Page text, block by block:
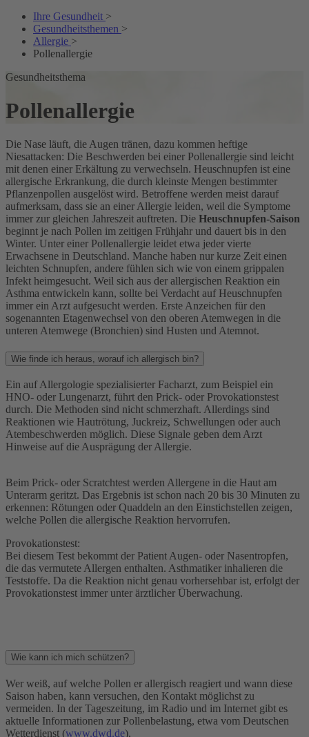
Ihre Gesundheit >
Gesundheitsthemen >
Allergie >
Pollenallergie
Gesundheitsthema
Pollenallergie
Die Nase läuft, die Augen tränen, dazu kommen heftige
Niesattacken: Die Beschwerden bei einer Pollenallergie sind leicht
mit denen einer Erkältung zu verwechseln. Heuschnupfen ist eine
allergische Erkrankung, die durch kleinste Mengen bestimmter
Pflanzenpollen ausgelöst wird. Betroffene werden meist darauf
aufmerksam, dass sie an einer Allergie leiden, weil die Symptome
immer zur gleichen Jahreszeit auftreten. Die Heuschnupfen-Saison
beginnt je nach Pollen im zeitigen Frühjahr und dauert bis in den
Winter. Unter einer Pollenallergie leidet etwa jeder vierte
Erwachsene in Deutschland. Manche haben nur kurze Zeit einen
leichten Schnupfen, andere fühlen sich wie von einem grippalen
Infekt heimgesucht. Weil sich aus der allergischen Reaktion ein
Asthma entwickeln kann, sollte bei Verdacht auf Heuschnupfen
immer ein Arzt aufgesucht werden. Erste Anzeichen für den
sogenannten Etagenwechsel von den oberen Atemwegen in die
unteren Atemwege (Bronchien) sind Husten und Atemnot.
Wie finde ich heraus, worauf ich allergisch bin?
Ein auf Allergologie spezialisierter Facharzt, zum Beispiel ein
HNO- oder Lungenarzt, führt den Prick- oder Provokationstest
durch. Die Methoden sind nicht schmerzhaft. Allerdings sind
Reaktionen wie Hautrötung, Juckreiz, Schwellungen oder auch
Atembeschwerden möglich. Diese Signale geben dem Arzt
Hinweise auf die Ausprägung der Allergie.
Beim Prick- oder Scratchtest werden Allergene in die Haut am
Unterarm geritzt. Das Ergebnis ist schon nach 20 bis 30 Minuten zu
erkennen: Rötungen oder Quaddeln an den Einstichstellen zeigen,
welche Pollen die allergische Reaktion hervorrufen.
Provokationstest:
Bei diesem Test bekommt der Patient Augen- oder Nasentropfen,
die das vermutete Allergen enthalten. Asthmatiker inhalieren die
Teststoffe. Da die Reaktion nicht genau vorhersehbar ist, erfolgt der
Provokationstest immer unter ärztlicher Überwachung.
Wie kann ich mich schützen?
Wer weiß, auf welche Pollen er allergisch reagiert und wann diese
Saison haben, kann versuchen, den Kontakt möglichst zu
vermeiden. In der Tageszeitung, im Radio und im Internet gibt es
aktuelle Informationen zur Pollenbelastung, etwa vom Deutschen
Wetterdienst (www.dwd.de).